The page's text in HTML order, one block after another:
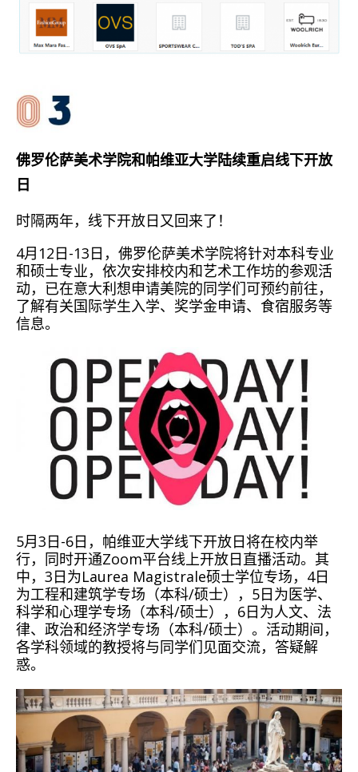
佛罗伦萨美术学院和帕维亚大学陆续重启线下开放
日
时隔两年，线下开放日又回来了！
4月12日-13日，佛罗伦萨美术学院将针对本科专业
和硕士专业，依次安排校内和艺术工作坊的参观活
动，已在意大利想申请美院的同学们可预约前往，
了解有关国际学生入学、奖学金申请、食宿服务等
信息。
5月3日-6日，帕维亚大学线下开放日将在校内举
行，同时开通Zoom平台线上开放日直播活动。其
中，3日为Laurea Magistrale硕士学位专场，4日
为工程和建筑学专场（本科/硕士），5日为医学、
科学和心理学专场（本科/硕士），6日为人文、法
律、政治和经济学专场（本科/硕士）。活动期间，
各学科领域的教授将与同学们见面交流，答疑解
惑。